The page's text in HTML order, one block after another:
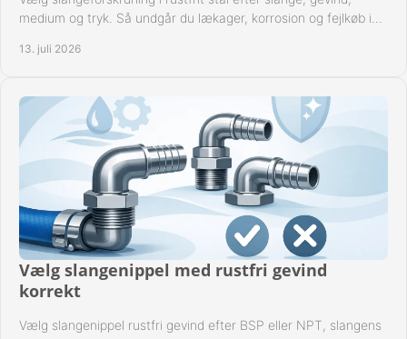
medium og tryk. Så undgår du lækager, korrosion og fejlkøb i
13. juli 2026
Vælg slangenippel med rustfri gevind
korrekt
Vælg slangenippel rustfri gevind efter BSP eller NPT, slangens